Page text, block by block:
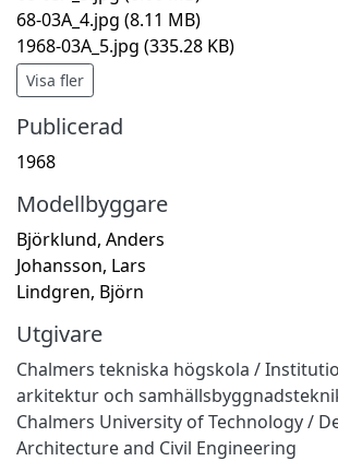
68-03A_4.jpg (8.11 MB)
1968-03A_5.jpg (335.28 KB)
Visa fler
Publicerad
1968
Modellbyggare
Björklund, Anders
Johansson, Lars
Lindgren, Björn
Utgivare
Chalmers tekniska högskola /
arkitektur och
Chalmers University of Technology /
Architecture and Civil Engineering